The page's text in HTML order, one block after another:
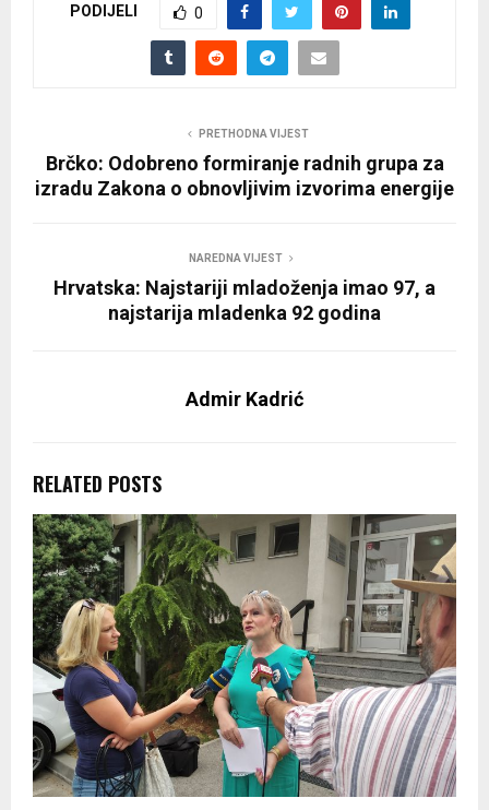
PODIJELI 0
PRETHODNA VIJEST
Brčko: Odobreno formiranje radnih grupa za
izradu Zakona o obnovljivim izvorima energije
NAREDNA VIJEST
Hrvatska: Najstariji mladoženja imao 97, a
najstarija mladenka 92 godina
Admir Kadrić
RELATED POSTS